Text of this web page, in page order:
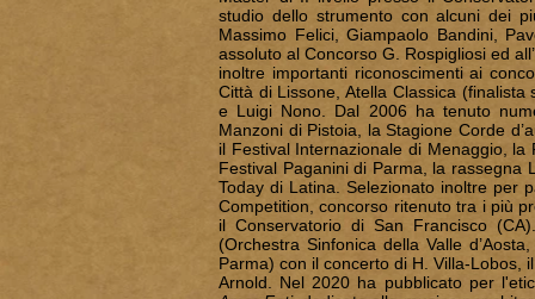
studio dello strumento con alcuni dei
Massimo Felici, Giampaolo Bandini,
assoluto al Concorso G. Rospigliosi ed
inoltre importanti riconoscimenti ai
Città di Lissone, Atella Classica
e Luigi Nono. Dal 2006 ha tenuto
Manzoni di Pistoia, la Stagione Corde
il Festival Internazionale di Menaggio,
Festival Paganini di Parma, la rassegna
Today di Latina. Selezionato inoltre per
Competition, concorso ritenuto tra i più
il Conservatorio di San Francisco
(Orchestra Sinfonica della Valle
Parma) con il concerto di H. Villa-Lobos,
Arnold. Nel 2020 ha pubblicato per